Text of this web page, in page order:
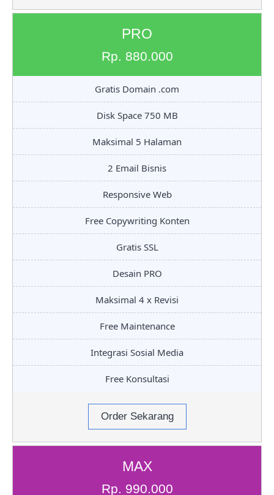
PRO
Rp. 880.000
Gratis Domain .com
Disk Space 750 MB
Maksimal 5 Halaman
2 Email Bisnis
Responsive Web
Free Copywriting Konten
Gratis SSL
Desain PRO
Maksimal 4 x Revisi
Free Maintenance
Integrasi Sosial Media
Free Konsultasi
Order Sekarang
MAX
Rp. 990.000